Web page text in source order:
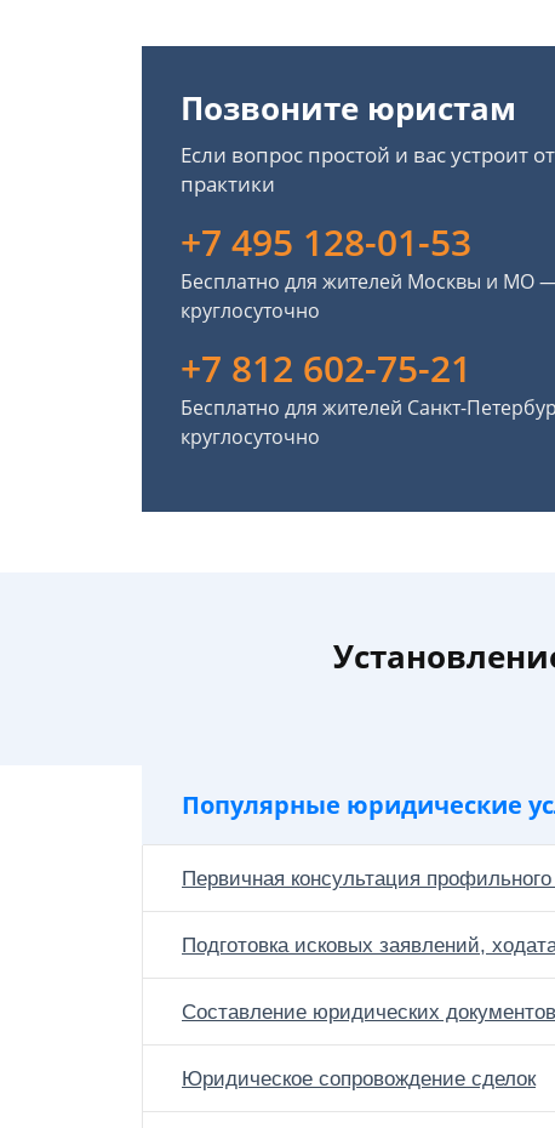
Позвоните юристам
Если вопрос простой и вас устроит
практики
+7 495 128-01-53
Бесплатно для жителей Москвы и МО
круглосуточно
+7 812 602-75-21
Бесплатно для жителей Санкт-
круглосуточно
Популярные юридические
Первичная консультация
Подготовка исковых заявлений,
Составление юридических документов
Юридическое сопровождение сделок